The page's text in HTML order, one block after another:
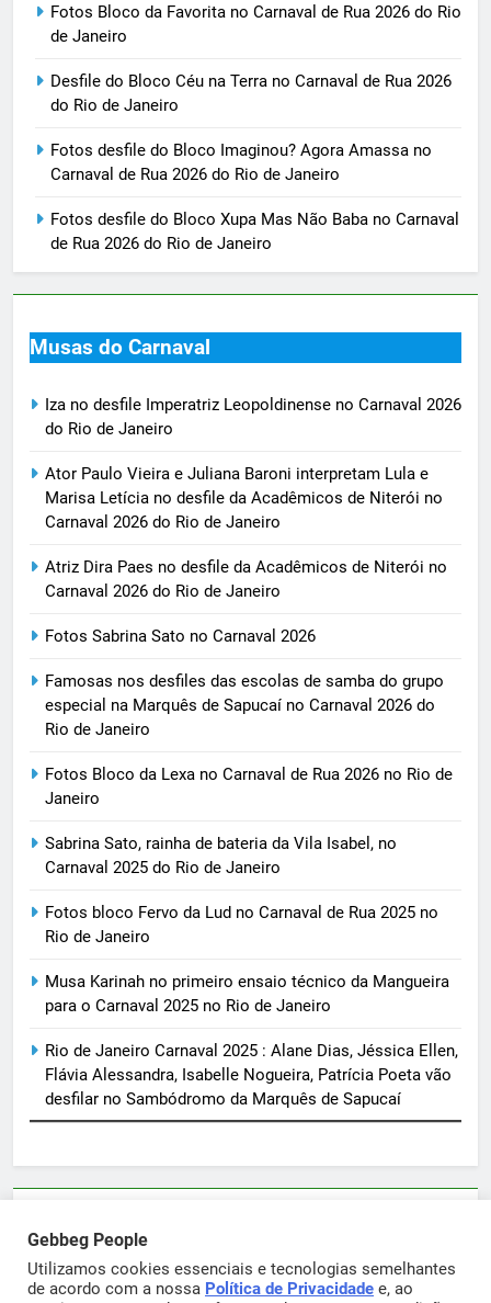
Fotos Bloco da Favorita no Carnaval de Rua 2026 do Rio
de Janeiro
Desfile do Bloco Céu na Terra no Carnaval de Rua 2026
do Rio de Janeiro
Fotos desfile do Bloco Imaginou? Agora Amassa no
Carnaval de Rua 2026 do Rio de Janeiro
Fotos desfile do Bloco Xupa Mas Não Baba no Carnaval
de Rua 2026 do Rio de Janeiro
Musas do Carnaval
Iza no desfile Imperatriz Leopoldinense no Carnaval 2026
do Rio de Janeiro
Ator Paulo Vieira e Juliana Baroni interpretam Lula e
Marisa Letícia no desfile da Acadêmicos de Niterói no
Carnaval 2026 do Rio de Janeiro
Atriz Dira Paes no desfile da Acadêmicos de Niterói no
Carnaval 2026 do Rio de Janeiro
Fotos Sabrina Sato no Carnaval 2026
Famosas nos desfiles das escolas de samba do grupo
especial na Marquês de Sapucaí no Carnaval 2026 do
Rio de Janeiro
Fotos Bloco da Lexa no Carnaval de Rua 2026 no Rio de
Janeiro
Sabrina Sato, rainha de bateria da Vila Isabel, no
Carnaval 2025 do Rio de Janeiro
Fotos bloco Fervo da Lud no Carnaval de Rua 2025 no
Rio de Janeiro
Musa Karinah no primeiro ensaio técnico da Mangueira
para o Carnaval 2025 no Rio de Janeiro
Rio de Janeiro Carnaval 2025 : Alane Dias, Jéssica Ellen,
Flávia Alessandra, Isabelle Nogueira, Patrícia Poeta vão
desfilar no Sambódromo da Marquês de Sapucaí
sortimentos@yahoo.com.br
Gebbeg People
Utilizamos cookies essenciais e tecnologias semelhantes
de acordo com a nossa Política de Privacidade e, ao